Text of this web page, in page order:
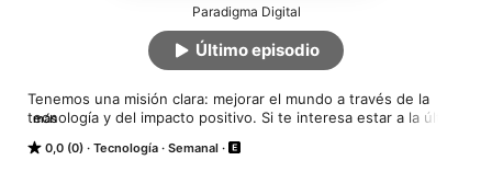
Paradigma Digital
0,0 (0) Tecnología Semanal
Tenemos una misión clara: mejorar el mundo a través de la
tecnología y del impacto positivo. Si te interesa estar a la última
más
Último episodio